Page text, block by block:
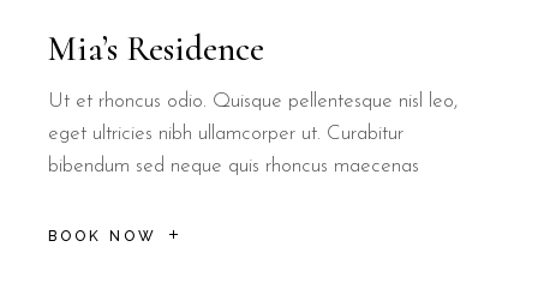
Mia’s Residence
Ut et rhoncus odio. Quisque pellentesque nisl leo,
eget ultricies nibh ullamcorper ut. Curabitur
bibendum sed neque quis rhoncus maecenas
BOOK NOW